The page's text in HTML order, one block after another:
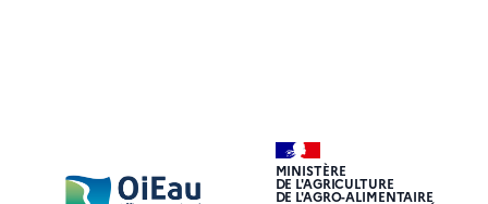
MINISTÈRE
DE L'AGRICULTURE
DE L'AGRO-ALIMENTAIRE